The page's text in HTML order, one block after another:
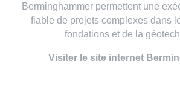
Berminghammer permettent une
fiable de projets complexes dans
fondations et de la
Visiter le site internet